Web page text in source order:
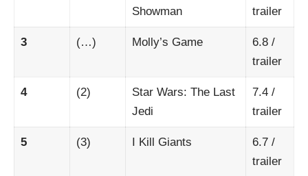
Showman
trailer
3 (…) Molly’s Game 6.8/
trailer
4 (2)
Star Wars: The Last
Jedi
7.4/
trailer
5 (3) I Kill Giants 6.7/
trailer